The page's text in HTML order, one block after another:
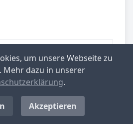
mit nied­rig­stem Ge­
um unsere Webseite zu
Mehr dazu in unserer
.
Akzeptieren